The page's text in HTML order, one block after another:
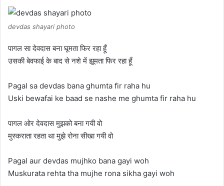
devdas shayari photo
पागल सा देवदास बना घूमता फिर रहा हूँ
उसकी बेवफाई के बाद से नशे में झूमता फिर रहा हूँ
Pagal sa devdas bana ghumta fir raha hu
Uski bewafai ke baad se nashe me ghumta fir raha hu
पागल ओर देवदास मुझको बना गयी वो
मुस्कराता रहता था मुझे रोना सीखा गयी वो
Pagal aur devdas mujhko bana gayi woh
Muskurata rehta tha mujhe rona sikha gayi woh